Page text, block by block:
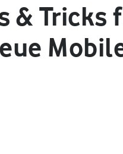
& Tricks